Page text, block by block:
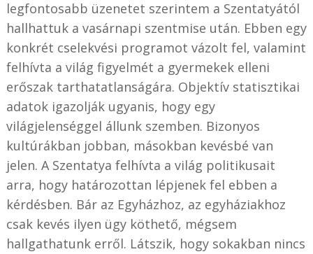
legfontosabb üzenetet szerintem a Szentatyától
hallhattuk a vasárnapi szentmise után. Ebben egy
konkrét cselekvési programot vázolt fel, valamint
felhívta a világ figyelmét a gyermekek elleni
erőszak tarthatatlanságára. Objektív statisztikai
adatok igazolják ugyanis, hogy egy
világjelenséggel állunk szemben. Bizonyos
kultúrákban jobban, másokban kevésbé van
jelen. A Szentatya felhívta a világ politikusait
arra, hogy határozottan lépjenek fel ebben a
kérdésben. Bár az Egyházhoz, az egyháziakhoz
csak kevés ilyen ügy köthető, mégsem
hallgathatunk erről. Látszik, hogy sokakban nincs